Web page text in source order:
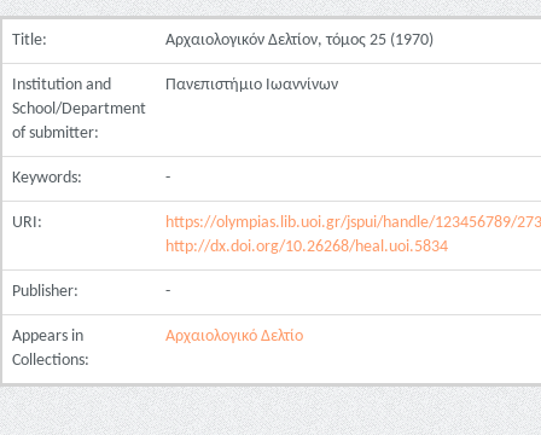
Title: Αρχαιολογικόν Δελτίον, τόμος 25 (1970)
Institution and
School/Department
of submitter:
Πανεπιστήμιο Ιωαννίνων
Keywords: -
URI:
https://olympias.lib.uoi.gr/jspui/handle/123456789/
http://dx.doi.org/10.26268/heal.uoi.5834
Publisher: -
Appears in
Collections:
Αρχαιολογικό Δελτίο